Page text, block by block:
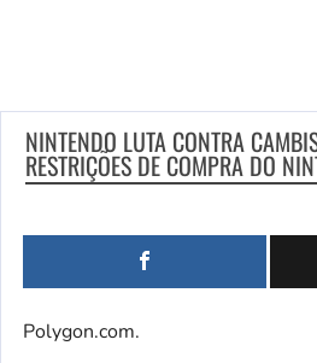
NINTENDO LUTA CONTRA
RESTRIÇÕES DE COMPRA DO
Polygon.com.